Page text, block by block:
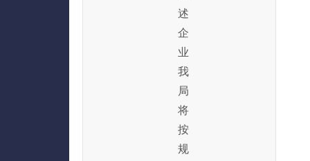
述
企
业
我
局
将
按
规